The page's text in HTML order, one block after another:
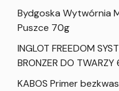
Bydgoska Wytwórnia
Puszce 70g
INGLOT FREEDOM
BRONZER DO
KABOS Primer